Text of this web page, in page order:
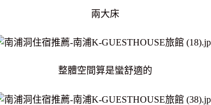
兩大床
整體空間算是蠻舒適的